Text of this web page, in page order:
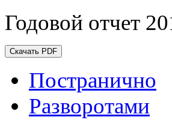
Годовой отчет
Скачать PDF
Постранично
Разворотами